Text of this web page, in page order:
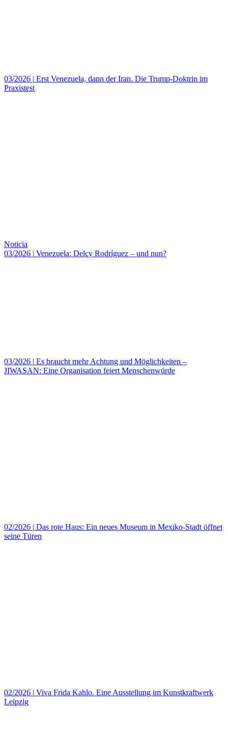
03/2026 | Erst Venezuela, dann der Iran. Die Trump-Doktrin im
Praxistest
Noticia
03/2026 | Venezuela: Delcy Rodríguez – und nun?
03/2026 | Es braucht mehr Achtung und Möglichkeiten –
JIWASAN: Eine Organisation feiert Menschenwürde
02/2026 | Das rote Haus: Ein neues Museum in Mexiko‑Stadt öffnet
seine Türen
02/2026 | Viva Frida Kahlo. Eine Ausstellung im Kunstkraftwerk
Leipzig